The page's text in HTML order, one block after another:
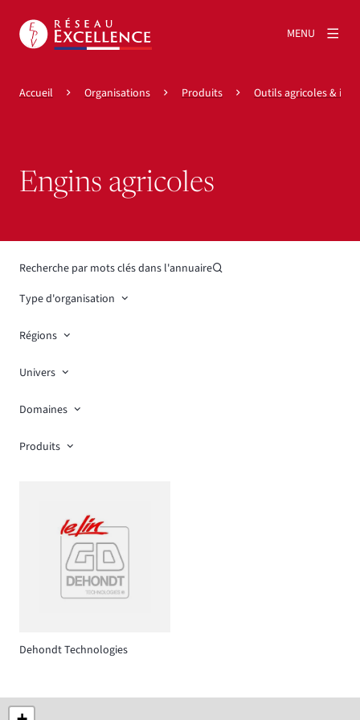
MENU
Accueil Organisations Produits Outils agricoles &
Engins agricoles
Recherche par mots clés dans l'annuaire
Type d'organisation
Régions
Univers
Domaines
Produits
Dehondt Technologies